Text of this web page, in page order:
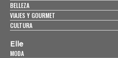
BELLEZA
VIAJES Y GOURMET
CULTURA
Elle
MODA